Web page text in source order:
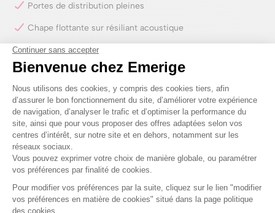
Portes de distribution pleines
Chape flottante sur résiliant acoustique
Parquet massif dans les pièces sèches
Lames bois sur les terrasses et balcons
Carrelage grès cérame dans les pièces humides
Faïence toute hauteur au droit des équipements sanitaires
Meuble avec plan vasque céramique, miroir, bandeau
lumineux et sèche-serviettes électrique dans les salles de
bains et les salles d’eau
Colonne de douche et pare-douches dans les salles d’eau
Pare-baignoire